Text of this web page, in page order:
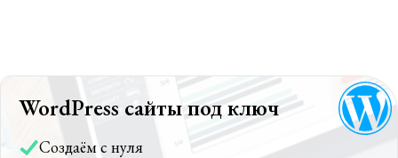
WordPress сайты под ключ
Создаём с нуля